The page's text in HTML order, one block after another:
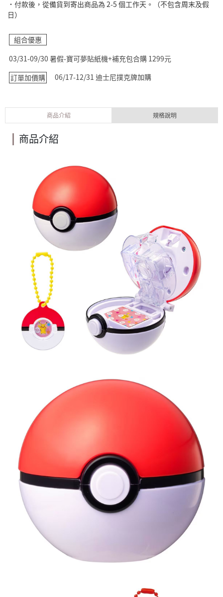
˙付款後，從備貨到寄出商品為 2-5 個工作天。（不包含周末及假
日）
組合優惠
03/31-09/30 暑假-寶可夢貼紙機+補充包合購 1299元
訂單加價購
06/17-12/31 迪士尼撲克牌加購
商品介紹 規格說明
商品介紹